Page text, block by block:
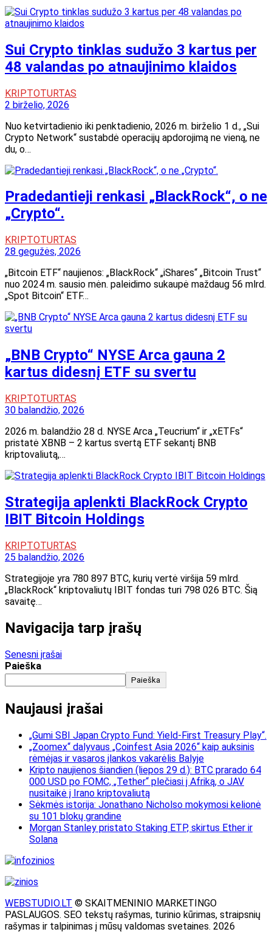
Sui Crypto tinklas sudužo 3 kartus per
48 valandas po atnaujinimo klaidos
KRIPTOTURTAS
2 birželio, 2026
Nuo ketvirtadienio iki penktadienio, 2026 m. birželio 1 d., „Sui
Crypto Network“ sustabdė operacijų apdorojimą ne vieną, ne
du, o…
Pradedantieji renkasi „BlackRock“, o ne
„Crypto“.
KRIPTOTURTAS
28 gegužės, 2026
„Bitcoin ETF“ naujienos: „BlackRock“ „iShares“ „Bitcoin Trust“
nuo 2024 m. sausio mėn. paleidimo sukaupė maždaug 56 mlrd.
„Spot Bitcoin“ ETF…
„BNB Crypto“ NYSE Arca gauna 2
kartus didesnį ETF su svertu
KRIPTOTURTAS
30 balandžio, 2026
2026 m. balandžio 28 d. NYSE Arca „Teucrium“ ir „xETFs“
pristatė XBNB – 2 kartus svertą ETF sekantį BNB
kriptovaliutą,…
Strategija aplenkti BlackRock Crypto
IBIT Bitcoin Holdings
KRIPTOTURTAS
25 balandžio, 2026
Strategijoje yra 780 897 BTC, kurių vertė viršija 59 mlrd.
„BlackRock“ kriptovaliutų IBIT fondas turi 798 026 BTC. Šią
savaitę…
Navigacija tarp įrašų
Senesni įrašai
Paieška
Paieška
Naujausi įrašai
„Gumi SBI Japan Crypto Fund: Yield-First Treasury Play“.
„Zoomex“ dalyvaus „Coinfest Asia 2026“ kaip auksinis
rėmėjas ir vasaros įlankos vakarėlis Balyje
Kripto naujienos šiandien (liepos 29 d.): BTC prarado 64
000 USD po FOMC, „Tether“ plečiasi į Afriką, o JAV
nusitaikė į Irano kriptovaliutą
Sėkmės istorija: Jonathano Nicholso mokymosi kelionė
su 101 blokų grandine
Morgan Stanley pristato Staking ETP, skirtus Ether ir
Solana
WEBSTUDIO.LT © SKAITMENINIO MARKETINGO
PASLAUGOS. SEO tekstų rašymas, turinio kūrimas, straipsnių
rašymas ir talpinimas į mūsų valdomas svetaines. 2026